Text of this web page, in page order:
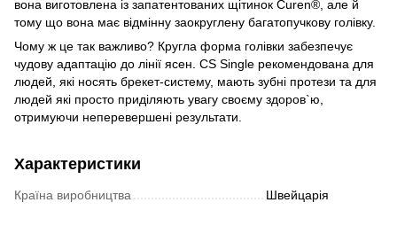
вона виготовлена із запатентованих щітинок Curen®, але й
тому що вона має відмінну заокруглену багатопучкову голівку.
Чому ж це так важливо? Кругла форма голівки забезпечує
чудову адаптацію до лінії ясен. CS Single рекомендована для
людей, які носять брекет-систему, мають зубні протези та для
людей які просто приділяють увагу своєму здоров`ю,
отримуючи неперевершені результати.
Характеристики
Країна виробництва Швейцарія